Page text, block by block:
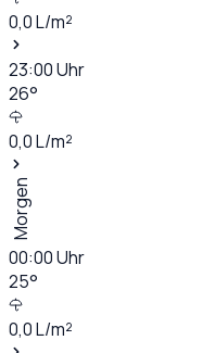
0,0L/m²
23:00Uhr
26°
0,0L/m²
Morgen
00:00Uhr
25°
0,0L/m²